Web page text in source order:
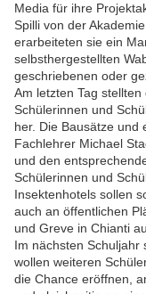
Media für ihre
Spilli von der
erarbeiteten sie ein
selbsthergestellten
geschriebenen oder
Am letzten Tag
Schülerinnen und
her. Die Bausätze und
Fachlehrer Michael
und den
Schülerinnen und
Insektenhotels sollen
auch an öffentlichen
und Greve in Chianti
Im nächsten Schuljahr
wollen weiteren
die Chance eröffnen,